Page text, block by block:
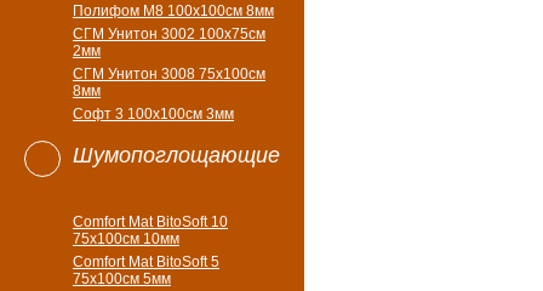
Полифом М8 100х100см 8мм
СГМ Унитон 3002 100х75см
2мм
СГМ Унитон 3008 75х100см
8мм
Софт 3 100х100см 3мм
Шумопоглощающие
Comfort Mat BitoSoft 10
75x100см 10мм
Comfort Mat BitoSoft 5
75x100см 5мм